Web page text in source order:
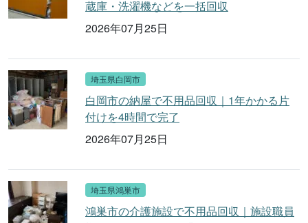
蔵庫・洗濯機などを一括回収
2026年07月25日
埼玉県白岡市
白岡市の納屋で不用品回収｜1年かかる片
付けを4時間で完了
2026年07月25日
埼玉県鴻巣市
鴻巣市の介護施設で不用品回収｜施設職員